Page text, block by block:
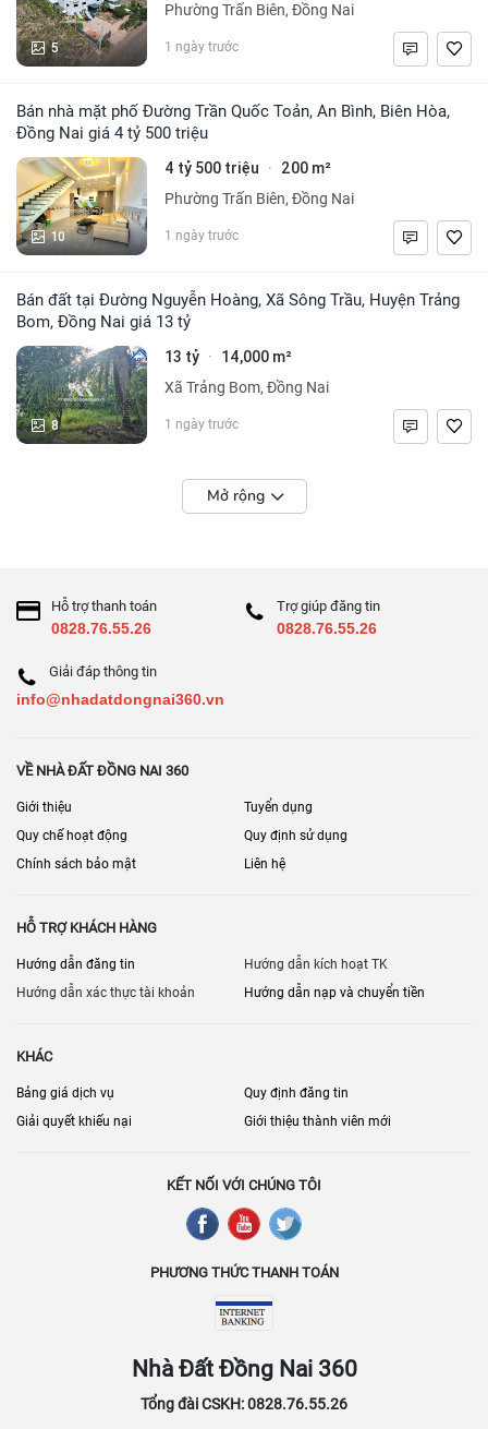
5
Phường Trấn Biên, Đồng Nai
1 ngày trước
Bán nhà mặt phố Đường Trần Quốc Toản, An Bình, Biên Hòa,
Đồng Nai giá 4 tỷ 500 triệu
10
4 tỷ 500 triệu · 200 m²
Phường Trấn Biên, Đồng Nai
1 ngày trước
Bán đất tại Đường Nguyễn Hoàng, Xã Sông Trầu, Huyện Trảng
Bom, Đồng Nai giá 13 tỷ
8
13 tỷ · 14,000 m²
Xã Trảng Bom, Đồng Nai
1 ngày trước
Mở rộng
Hỗ trợ thanh toán
0828.76.55.26
Trợ giúp đăng tin
0828.76.55.26
Giải đáp thông tin
info@nhadatdongnai360.vn
VỀ NHÀ ĐẤT ĐỒNG NAI 360
Giới thiệu
Tuyển dụng
Quy chế hoạt động
Quy định sử dụng
Chính sách bảo mật
Liên hệ
HỖ TRỢ KHÁCH HÀNG
Hướng dẫn đăng tin
Hướng dẫn kích hoạt TK
Hướng dẫn xác thực tài khoản
Hướng dẫn nạp và chuyển tiền
KHÁC
Bảng giá dịch vụ
Quy định đăng tin
Giải quyết khiếu nại
Giới thiệu thành viên mới
KẾT NỐI VỚI CHÚNG TÔI
PHƯƠNG THỨC THANH TOÁN
Nhà Đất Đồng Nai 360
Tổng đài CSKH: 0828.76.55.26